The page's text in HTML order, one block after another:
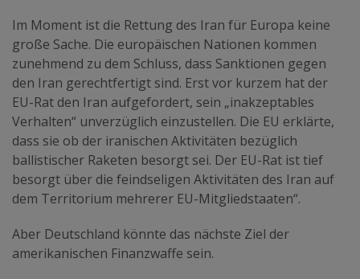
Im Moment ist die Rettung des Iran für Europa keine
große Sache. Die europäischen Nationen kommen
zunehmend zu dem Schluss, dass Sanktionen gegen
den Iran gerechtfertigt sind. Erst vor kurzem hat der
EU-Rat den Iran aufgefordert, sein „inakzeptables
Verhalten“ unverzüglich einzustellen. Die EU erklärte,
dass sie ob der iranischen Aktivitäten bezüglich
ballistischer Raketen besorgt sei. Der EU-Rat ist tief
besorgt über die feindseligen Aktivitäten des Iran auf
dem Territorium mehrerer EU-Mitgliedstaaten“.
Aber Deutschland könnte das nächste Ziel der
amerikanischen Finanzwaffe sein.